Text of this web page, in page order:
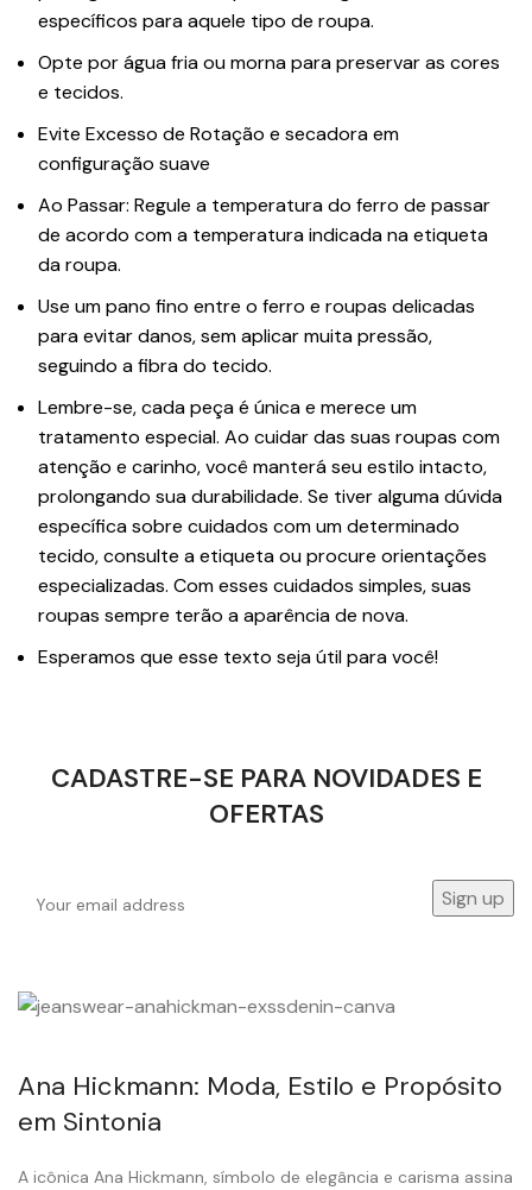
específicos para aquele tipo de roupa.
Opte por água fria ou morna para preservar as cores
e tecidos.
Evite Excesso de Rotação e secadora em
configuração suave
Ao Passar: Regule a temperatura do ferro de passar
de acordo com a temperatura indicada na etiqueta
da roupa.
Use um pano fino entre o ferro e roupas delicadas
para evitar danos, sem aplicar muita pressão,
seguindo a fibra do tecido.
Lembre-se, cada peça é única e merece um
tratamento especial. Ao cuidar das suas roupas com
atenção e carinho, você manterá seu estilo intacto,
prolongando sua durabilidade. Se tiver alguma dúvida
específica sobre cuidados com um determinado
tecido, consulte a etiqueta ou procure orientações
especializadas. Com esses cuidados simples, suas
roupas sempre terão a aparência de nova.
Esperamos que esse texto seja útil para você!
CADASTRE-SE PARA NOVIDADES E
OFERTAS
Ana Hickmann: Moda, Estilo e Propósito
em Sintonia
A icônica Ana Hickmann, símbolo de elegância e carisma assina